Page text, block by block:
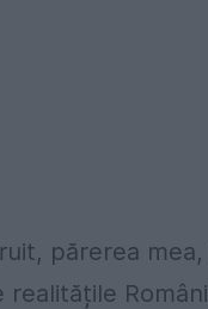
părerea